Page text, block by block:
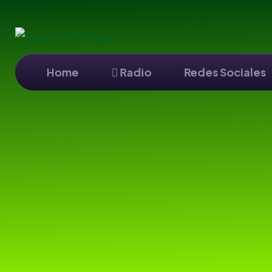
Home Radio Redes Sociales